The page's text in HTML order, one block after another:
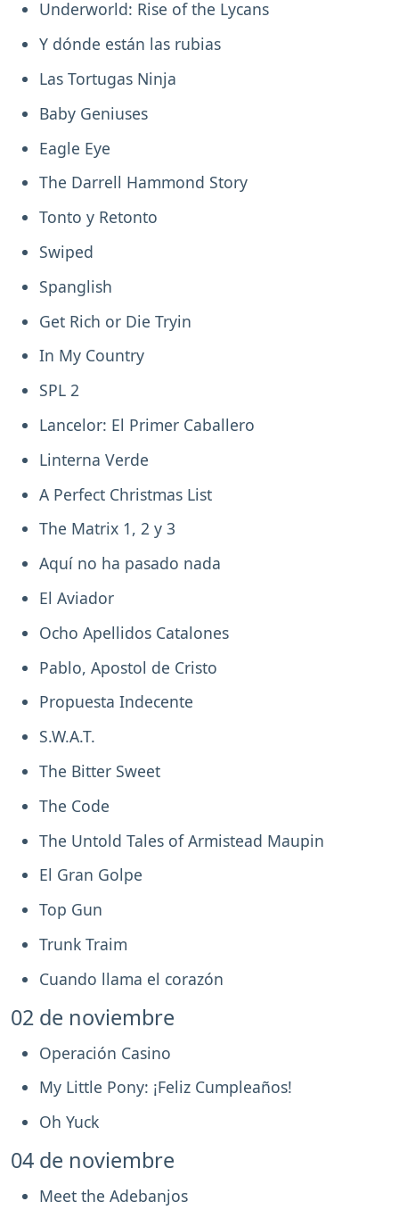
Underworld: Rise of the Lycans
Y dónde están las rubias
Las Tortugas Ninja
Baby Geniuses
Eagle Eye
The Darrell Hammond Story
Tonto y Retonto
Swiped
Spanglish
Get Rich or Die Tryin
In My Country
SPL 2
Lancelor: El Primer Caballero
Linterna Verde
A Perfect Christmas List
The Matrix 1, 2 y 3
Aquí no ha pasado nada
El Aviador
Ocho Apellidos Catalones
Pablo, Apostol de Cristo
Propuesta Indecente
S.W.A.T.
The Bitter Sweet
The Code
The Untold Tales of Armistead Maupin
El Gran Golpe
Top Gun
Trunk Traim
Cuando llama el corazón
02 de noviembre
Operación Casino
My Little Pony: ¡Feliz Cumpleaños!
Oh Yuck
04 de noviembre
Meet the Adebanjos